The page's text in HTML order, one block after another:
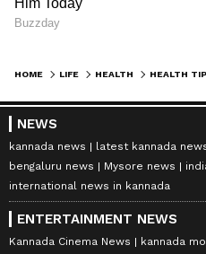
HOME LIFE HEALTH
NEWS
kannada news latest kannada
bengaluru news
Mysore news
international news in kannada
ENTERTAINMENT NEWS
Kannada Cinema News kannada